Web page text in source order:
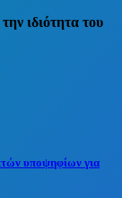
ιδιότητα του
υποψηφίων για